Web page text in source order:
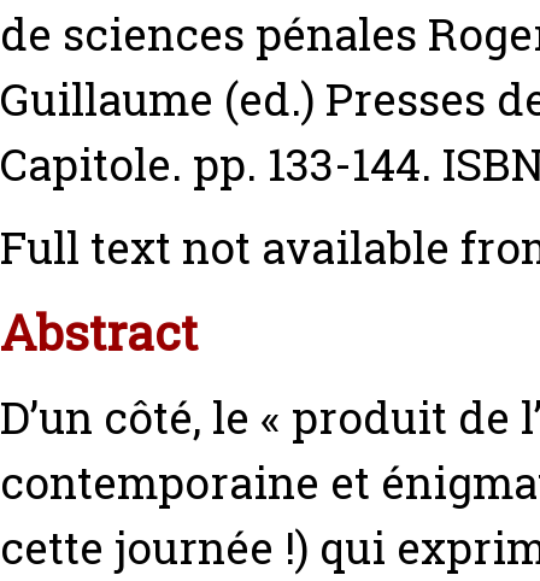
de sciences pénales
Guillaume (ed.) Presses
Capitole. pp. 133-144.
Full text not available
Abstract
D’un côté, le « produit
contemporaine et
cette journée !) qui